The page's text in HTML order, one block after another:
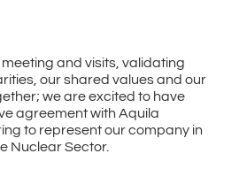
and visits, validating
our shared values and our
we are excited to have
agreement with Aquila
to represent our company in
Nuclear Sector.